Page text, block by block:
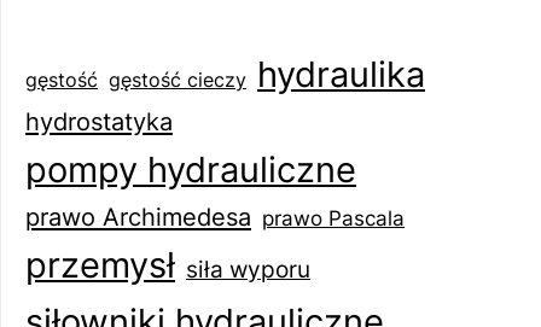
gęstość gęstość cieczy hydraulika
hydrostatyka
pompy hydrauliczne
prawo Archimedesa prawo Pascala
przemysł siła wyporu